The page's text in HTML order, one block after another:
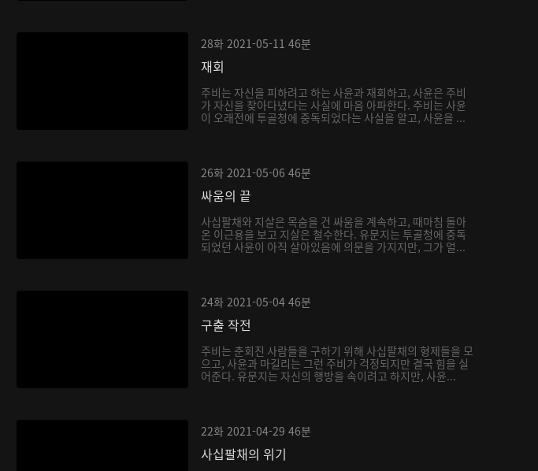
28화 2021-05-11 46분
재회
주비는 자신을 피하려고 하는 사윤과 재회하고, 사윤은 주비
가 자신을 찾아다녔다는 사실에 마음 아파한다. 주비는 사윤
이 오래전에 투골청에 중독되었다는 사실을 알고, 사윤을 ...
26화 2021-05-06 46분
싸움의 끝
사십팔채와 지살은 목숨을 건 싸움을 계속하고, 때마침 돌아
온 이근용을 보고 지살은 철수한다. 유문지는 투골청에 중독
되었던 사윤이 아직 살아있음에 의문을 가지지만, 그가 얼...
24화 2021-05-04 46분
구출 작전
주비는 춘회진 사람들을 구하기 위해 사십팔채의 형제들을 모
으고, 사윤과 마길리는 그런 주비가 걱정되지만 결국 힘을 실
어준다. 유문지는 자신의 행방을 속이려고 하지만, 사윤...
22화 2021-04-29 46분
사십팔채의 위기